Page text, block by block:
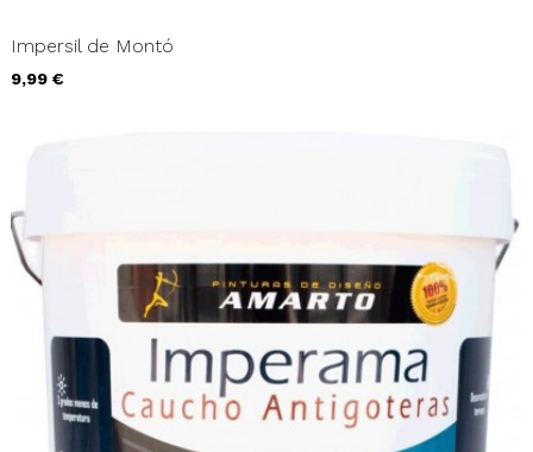
Impersil de Montó
Precio
9,99 €